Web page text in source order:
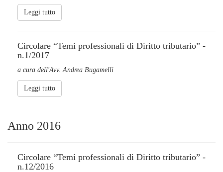
Leggi tutto
Circolare “Temi professionali di Diritto tributario” -
n.1/2017
a cura dell'Avv. Andrea Bugamelli
Leggi tutto
Anno 2016
Circolare “Temi professionali di Diritto tributario” -
n.12/2016